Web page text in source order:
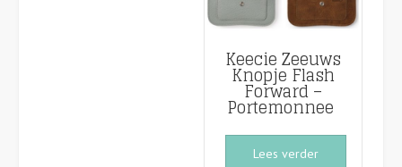
op
productpagina
Keecie Zeeuws
Knopje Flash
Forward –
Portemonnee
Lees verder